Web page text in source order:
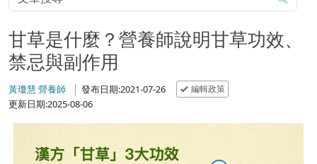
甘草是什麼？營養師說明甘草功效、
禁忌與副作用
黃瓊慧 營養師 發布日期:2021-07-26 編輯政策
更新日期:2025-08-06